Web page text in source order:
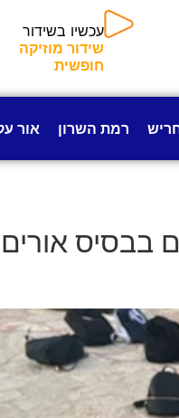
עכשיו בשידור
שידור מוזיקה
חופשית
רמת השרון אור
בבסיס